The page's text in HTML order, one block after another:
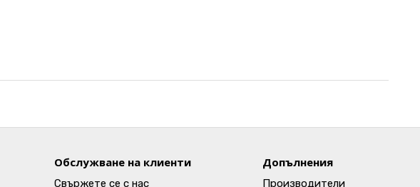
Обслужване на клиенти
Свържете се с нас
Допълнения
Производители